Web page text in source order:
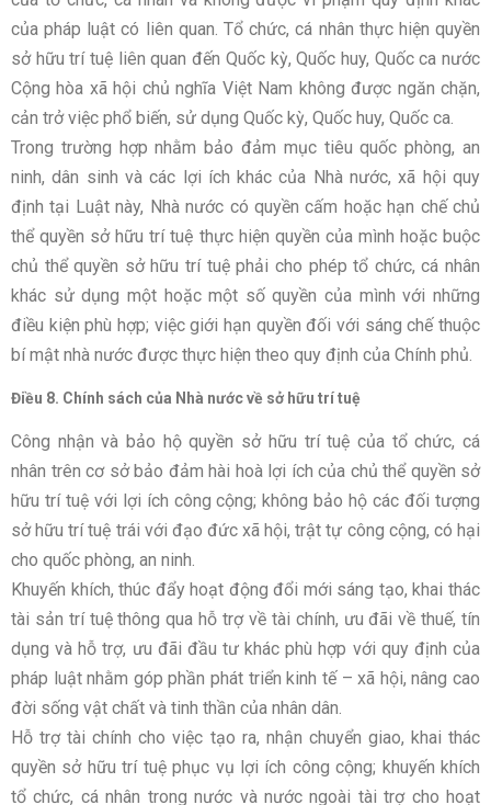
của pháp luật có liên quan. Tổ chức, cá nhân thực hiện quyền
sở hữu trí tuệ liên quan đến Quốc kỳ, Quốc huy, Quốc ca nước
Cộng hòa xã hội chủ nghĩa Việt Nam không được ngăn chặn,
cản trở việc phổ biến, sử dụng Quốc kỳ, Quốc huy, Quốc ca.
Trong trường hợp nhằm bảo đảm mục tiêu quốc phòng, an
ninh, dân sinh và các lợi ích khác của Nhà nước, xã hội quy
định tại Luật này, Nhà nước có quyền cấm hoặc hạn chế chủ
thể quyền sở hữu trí tuệ thực hiện quyền của mình hoặc buộc
chủ thể quyền sở hữu trí tuệ phải cho phép tổ chức, cá nhân
khác sử dụng một hoặc một số quyền của mình với những
điều kiện phù hợp; việc giới hạn quyền đối với sáng chế thuộc
bí mật nhà nước được thực hiện theo quy định của Chính phủ.
Điều 8. Chính sách của Nhà nước về sở hữu trí tuệ
Công nhận và bảo hộ quyền sở hữu trí tuệ của tổ chức, cá
nhân trên cơ sở bảo đảm hài hoà lợi ích của chủ thể quyền sở
hữu trí tuệ với lợi ích công cộng; không bảo hộ các đối tượng
sở hữu trí tuệ trái với đạo đức xã hội, trật tự công cộng, có hại
cho quốc phòng, an ninh.
Khuyến khích, thúc đẩy hoạt động đổi mới sáng tạo, khai thác
tài sản trí tuệ thông qua hỗ trợ về tài chính, ưu đãi về thuế, tín
dụng và hỗ trợ, ưu đãi đầu tư khác phù hợp với quy định của
pháp luật nhằm góp phần phát triển kinh tế – xã hội, nâng cao
đời sống vật chất và tinh thần của nhân dân.
Hỗ trợ tài chính cho việc tạo ra, nhận chuyển giao, khai thác
quyền sở hữu trí tuệ phục vụ lợi ích công cộng; khuyến khích
tổ chức, cá nhân trong nước và nước ngoài tài trợ cho hoạt